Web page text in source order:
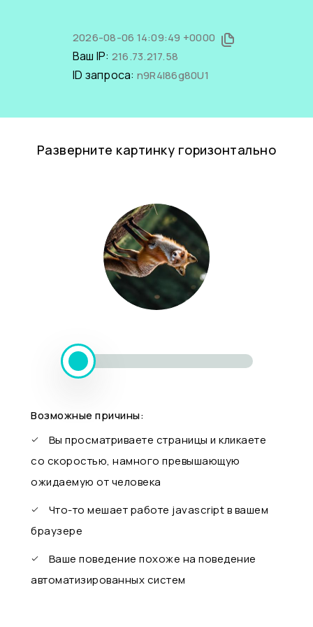
2026-08-06 14:09:49 +0000
Ваш IP: 216.73.217.58
ID запроса: n9R4I86g80U1
Разверните картинку горизонтально
Возможные причины:
Вы просматриваете страницы и кликаете
со скоростью, намного превышающую
ожидаемую от человека
Что-то мешает работе javascript в вашем
браузере
Ваше поведение похоже на поведение
автоматизированных систем